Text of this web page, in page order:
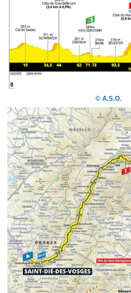
© A.S.O.